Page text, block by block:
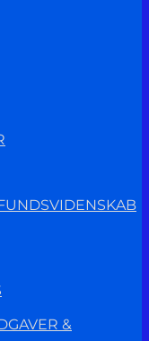
&